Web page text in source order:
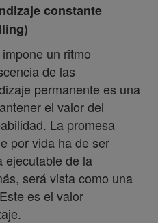
constante
un ritmo
de las
permanente es una
el valor del
La promesa
por vida ha de ser
ejecutable de la
será vista como una
es el valor